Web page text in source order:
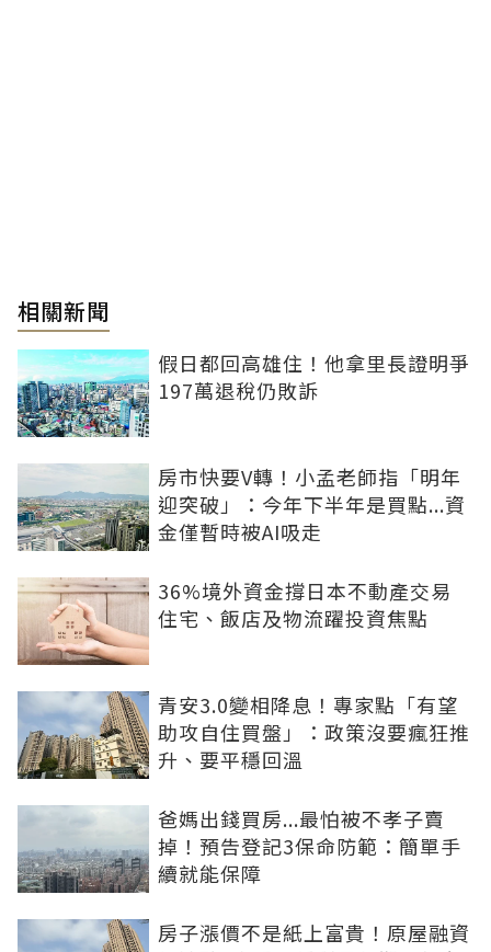
相關新聞
假日都回高雄住！他拿里長證明爭
197萬退稅仍敗訴
房市快要V轉！小孟老師指「明年
迎突破」：今年下半年是買點...資
金僅暫時被AI吸走
36%境外資金撐日本不動產交易
住宅、飯店及物流躍投資焦點
青安3.0變相降息！專家點「有望
助攻自住買盤」：政策沒要瘋狂推
升、要平穩回溫
爸媽出錢買房...最怕被不孝子賣
掉！預告登記3保命防範：簡單手
續就能保障
房子漲價不是紙上富貴！原屋融資